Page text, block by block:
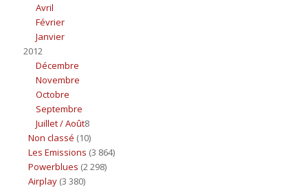
Avril
Février
Janvier
2012
Décembre
Novembre
Octobre
Septembre
Juillet / Août8
Non classé (10)
Les Emissions (3 864)
Powerblues (2 298)
Airplay(3 380)